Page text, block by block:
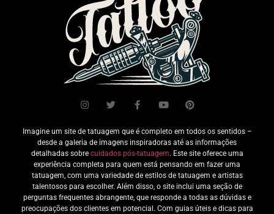
Imagine um site de tatuagem que é completo em todos os sentidos –
desde a galeria de imagens inspiradoras até as informações
detalhadas sobre cuidados pós-tatuagem. Este site oferece uma
experiência completa para quem está pensando em fazer uma
tatuagem, com uma variedade de estilos de tatuagem e artistas
talentosos para escolher. Além disso, o site inclui uma seção de
perguntas frequentes abrangente, que responde a todas as dúvidas e
preocupações dos clientes em potencial. Com guias úteis e dicas para